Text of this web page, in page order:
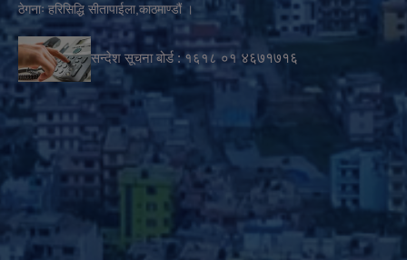
ठेगनाः हरिसिद्धि सीतापाईला,काठमाण्डौं ।
सन्देश सूचना बोर्ड : १६१८ ०१ ४६७१७१६